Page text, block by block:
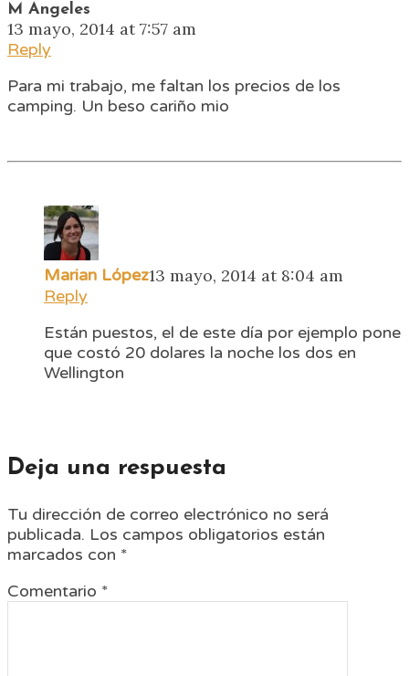
M Angeles
13 mayo, 2014 at 7:57 am
Reply
Para mi trabajo, me faltan los precios de los
camping. Un beso cariño mio
Marian López13 mayo, 2014 at 8:04 am
Reply
Están puestos, el de este día por ejemplo pone
que costó 20 dolares la noche los dos en
Wellington
Deja una respuesta
Tu dirección de correo electrónico no será
publicada. Los campos obligatorios están
marcados con *
Comentario *